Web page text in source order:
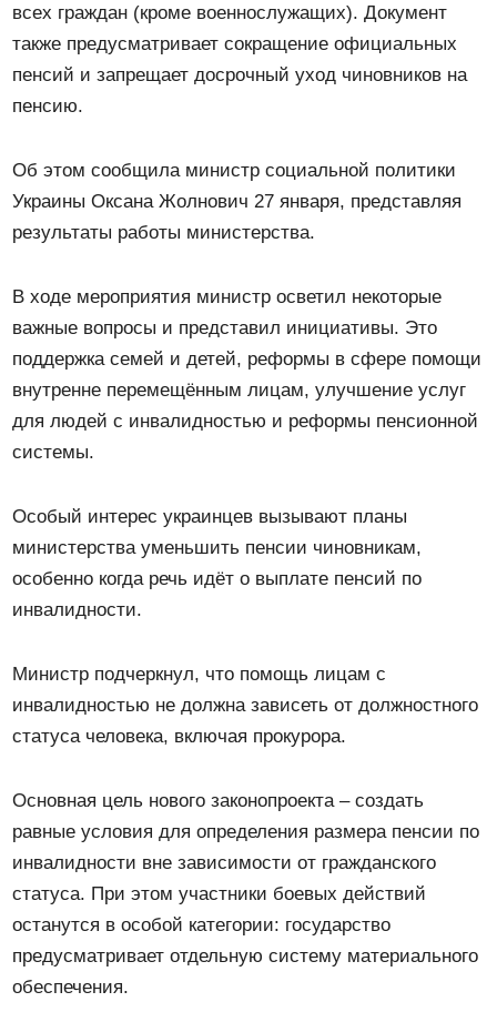
всех граждан (кроме военнослужащих). Документ
также предусматривает сокращение официальных
пенсий и запрещает досрочный уход чиновников на
пенсию.
Об этом сообщила министр социальной политики
Украины Оксана Жолнович 27 января, представляя
результаты работы министерства.
В ходе мероприятия министр осветил некоторые
важные вопросы и представил инициативы. Это
поддержка семей и детей, реформы в сфере помощи
внутренне перемещённым лицам, улучшение услуг
для людей с инвалидностью и реформы пенсионной
системы.
Особый интерес украинцев вызывают планы
министерства уменьшить пенсии чиновникам,
особенно когда речь идёт о выплате пенсий по
инвалидности.
Министр подчеркнул, что помощь лицам с
инвалидностью не должна зависеть от должностного
статуса человека, включая прокурора.
Основная цель нового законопроекта – создать
равные условия для определения размера пенсии по
инвалидности вне зависимости от гражданского
статуса. При этом участники боевых действий
останутся в особой категории: государство
предусматривает отдельную систему материального
обеспечения.